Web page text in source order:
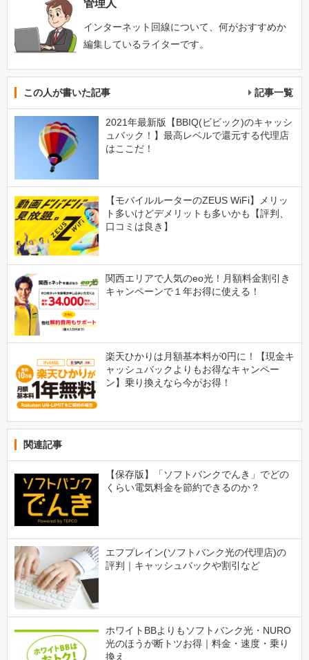
管理人
インターネット回線について、何がおすすめか
編集しているライターです。
この人が書いた記事 記事一覧
2021年最新版【BBIQ(ビビック)のキャッシ
ュバック！】最高レベルで還元する代理店
はここだ！
【モバイルルーターのZEUS WiFi】メリッ
ト多いけどデメリットも多いかも【評判、
口コミは良き】
関西エリアで人気のeo光！月額料金割引き
キャンペーンで１年お得に使える！
楽天ひかりは月額基本料が0円に！【現金キ
ャッシュバックよりもお得なキャンペー
ン】乗り換えなら今がお得！
関連記事
【保存版】「ソフトバンクでんき」でどの
くらい電気料金を節約できるのか？
エフプレイン(ソフトバンク光の代理店)の
評判｜キャッシュバックや割引など
ホワイトBBよりもソフトバンク光・NURO
光のほうが断トツお得｜料金・速度・乗り
換え